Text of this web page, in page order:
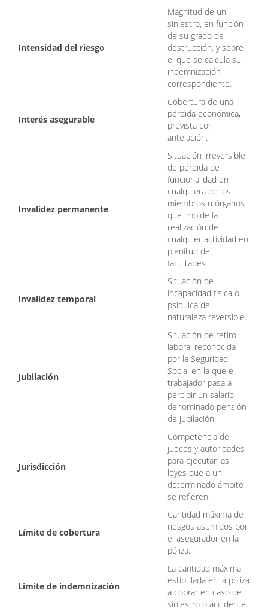
Intensidad del riesgo
Magnitud de un
siniestro, en función
de su grado de
destrucción, y sobre
el que se calcula su
indemnización
correspondiente.
Interés asegurable
Cobertura de una
pérdida económica,
prevista con
antelación.
Invalidez permanente
Situación irreversible
de pérdida de
funcionalidad en
cualquiera de los
miembros u órganos
que impide la
realización de
cualquier actividad en
plenitud de
facultades.
Invalidez temporal
Situación de
incapacidad física o
psíquica de
naturaleza reversible.
Jubilación
Situación de retiro
laboral reconocida
por la Seguridad
Social en la que el
trabajador pasa a
percibir un salario
denominado pensión
de jubilación.
Jurisdicción
Competencia de
jueces y autoridades
para ejecutar las
leyes que a un
determinado ámbito
se refieren.
Límite de cobertura
Cantidad máxima de
riesgos asumidos por
el asegurador en la
póliza.
Límite de indemnización
La cantidad máxima
estipulada en la póliza
a cobrar en caso de
siniestro o accidente.